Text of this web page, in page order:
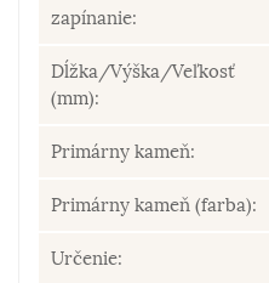
zapínanie:
Dĺžka/Výška/Veľkosť
(mm):
Primárny kameň:
Primárny kameň (farba):
Určenie: